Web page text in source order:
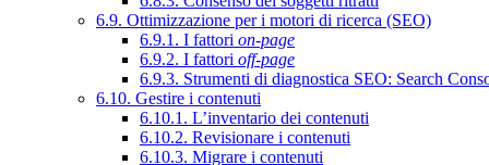
6.9. Ottimizzazione per i motori di ricerca (SEO)
6.9.1. I fattori on-page
6.9.2. I fattori off-page
6.9.3. Strumenti di diagnostica SEO: Search
6.10. Gestire i contenuti
6.10.1. L’inventario dei contenuti
6.10.2. Revisionare i contenuti
6.10.3. Migrare i contenuti